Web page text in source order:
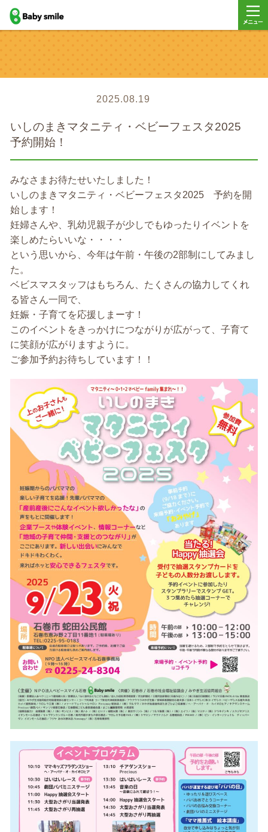
baby smile
2025.08.19
いしのまきマタニティ・ベビーフェスタ2025
予約開始！
みなさまお待たせいたしました！
いしのまきマタニティ・ベビーフェスタ2025 予約を開
始します！
妊婦さんや、乳幼児親子が少しでもゆったりイベントを
楽しめたらいいな・・・・
という思いから、今年は午前・午後の2部制にしてみまし
た。
ベビスマスタッフはもちろん、たくさんの協力してくれ
る皆さん一同で、
妊娠・子育てを応援しまーす！
このイベントをきっかけにつながりが広がって、子育て
に笑顔が広がりますように。
ご参加予約お待ちしています！！